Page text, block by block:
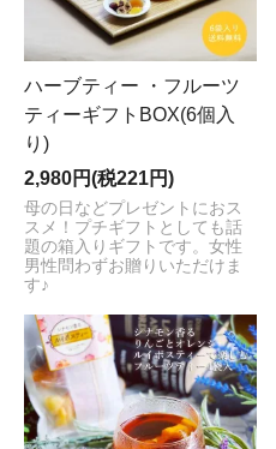
ハーブティー ・フルーツ
ティーギフトBOX(6個入
り)
2,980円(税221円)
母の日などプレゼントにおス
スメ！プチギフトとしても話
題の箱入りギフトです。女性
男性問わずお贈りいただけま
す♪